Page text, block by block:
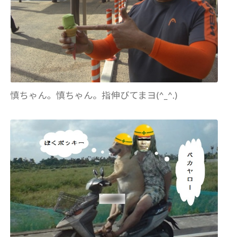
慎ちゃん。慎ちゃん。指伸びてまヨ(^_^.)